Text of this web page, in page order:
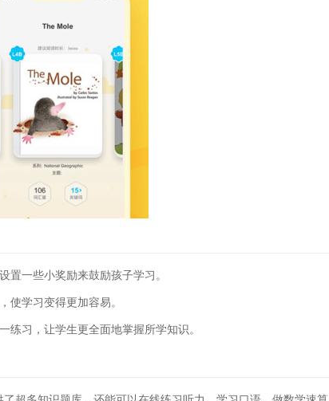
置一些小奖励来鼓励孩子学习。
使学习变得更加容易。
练习，让学生更全面地掌握所学知识。